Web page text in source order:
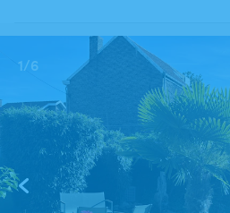
Cette annonce est close
1/6